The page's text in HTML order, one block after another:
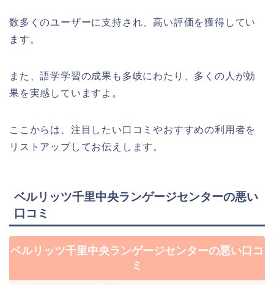
数多くのユーザーに支持され、高い評価を獲得してい
ます。
また、語学学習の成果も多岐にわたり、多くの人が効
果を実感していますよ。
ここからは、注目したい口コミやおすすめの利用者を
リストアップしてお伝えします。
ベルリッツ千里中央ランゲージセンターの悪い
口コミ
ベルリッツ千里中央ランゲージセンターの悪い口コ
ミ